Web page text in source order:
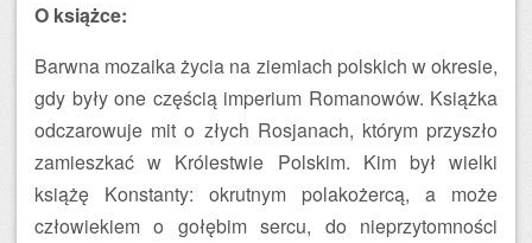
O książce:
Barwna mozaika życia na ziemiach polskich w okresie,
gdy były one częścią imperium Romanowów. Książka
odczarowuje mit o złych Rosjanach, którym przyszło
zamieszkać w Królestwie Polskim. Kim był wielki
książę Konstanty: okrutnym polakożercą, a może
człowiekiem o gołębim sercu, do nieprzytomności